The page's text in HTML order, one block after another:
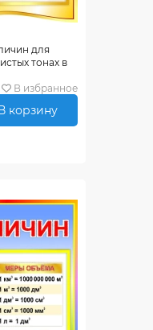
для
тонах в
В избранное
корзину